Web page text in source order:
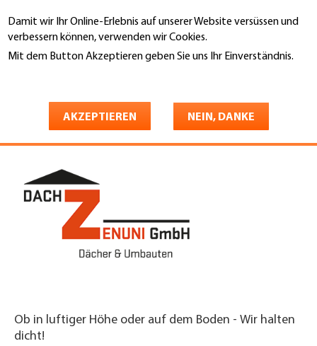
Damit wir Ihr Online-Erlebnis auf unserer Website versüssen und
verbessern können, verwenden wir Cookies.
Mit dem Button Akzeptieren geben Sie uns Ihr Einverständnis.
AKZEPTIEREN NEIN, DANKE
zum
Inhalt
Dach Zenuni GmbH
Ob in luftiger Höhe oder auf dem Boden - Wir halten
dicht!